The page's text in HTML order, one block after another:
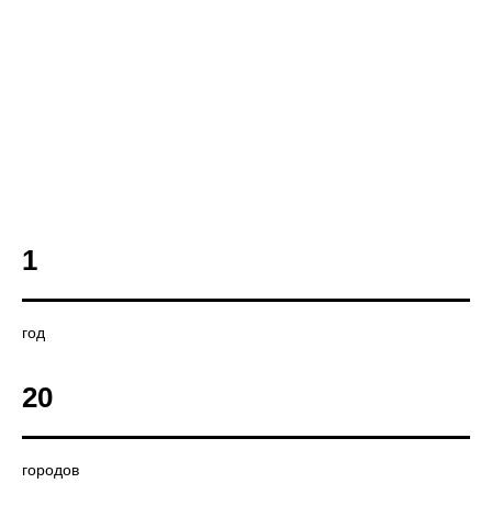
1
год
20
городов